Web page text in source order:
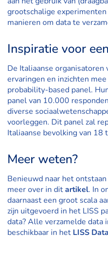
grootschalige
manieren om data te
Inspiratie voor
De Italiaanse organisatoren
ervaringen en inzichten
probability-based panel.
panel van 10.000
diverse
voorleggen. Dit panel zal
Italiaanse bevolking van 18
Meer weten?
Benieuwd naar het
meer over in ditartikel. In
daarnaast een groot scala
zijn uitgevoerd in het LISS
data? Alle verzamelde data
beschikbaar in het LISS